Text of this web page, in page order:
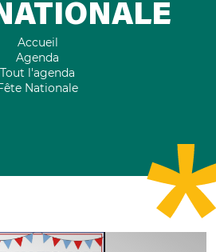
Accueil
Agenda
Tout l'agenda
Nationale